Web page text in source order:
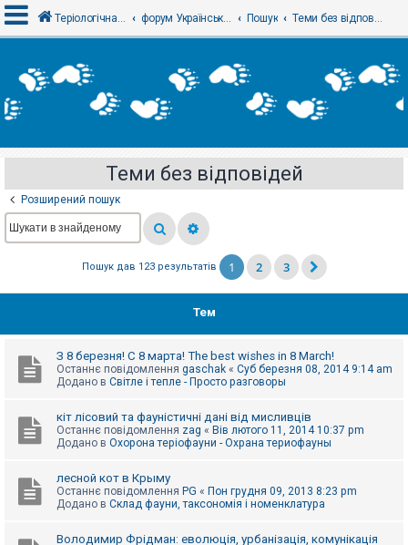
х
і
е
с
т
р
я
е
и
з
е
Теріологічна школа форум Українського теріологічного товариства Пошук Теми без відповідей
Теми без відповідей
Розширений пошук
Пошук дав 123 результатів 1 2 3
Тем
З 8 березня! С 8 марта! The best wishes in 8 March!
Останнє повідомлення gaschak « Суб березня 08, 2014 9:14 am
Додано в Світле і тепле - Просто разговоры
кіт лісовий та фауністичні дані від мисливців
Останнє повідомлення zag « Вів лютого 11, 2014 10:37 pm
Додано в Охорона теріофауни - Охрана териофауны
лесной кот в Крыму
Останнє повідомлення PG « Пон грудня 09, 2013 8:23 pm
Додано в Склад фауни, таксономія і номенклатура
Володимир Фрідман: еволюція, урбанізація, комунікація